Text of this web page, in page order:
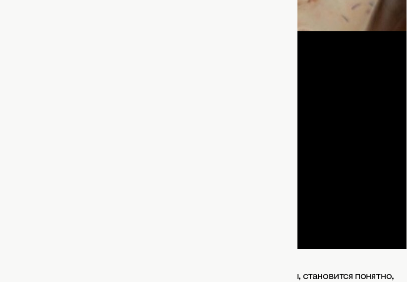
Но когда нам показывают такие нереальные картины, становится понятно,